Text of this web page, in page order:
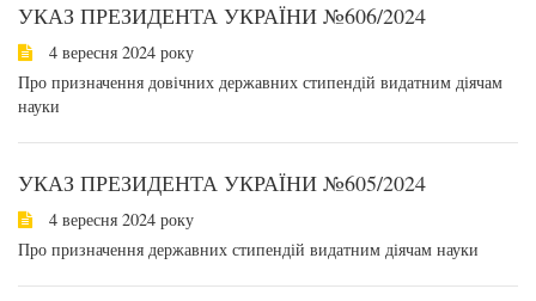
УКАЗ ПРЕЗИДЕНТА УКРАЇНИ №606/2024
4 вересня 2024 року
Про призначення довічних державних стипендій видатним діячам
науки
УКАЗ ПРЕЗИДЕНТА УКРАЇНИ №605/2024
4 вересня 2024 року
Про призначення державних стипендій видатним діячам науки